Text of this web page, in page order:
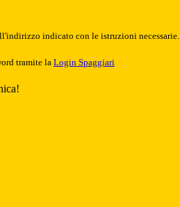
indicato con le istruzioni necessarie.
tramite la Login Spaggiari